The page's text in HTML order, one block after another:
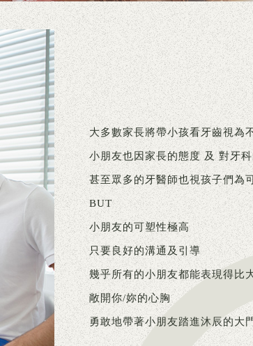
大多數家長將帶小孩看牙齒視為
小朋友也因家長的態度 及 對牙
甚至眾多的牙醫師也視孩子們為
BUT
小朋友的可塑性極高
只要良好的溝通及引導
幾乎所有的小朋友都能表現得比
敞開你/妳的心胸
勇敢地帶著小朋友踏進沐辰的大